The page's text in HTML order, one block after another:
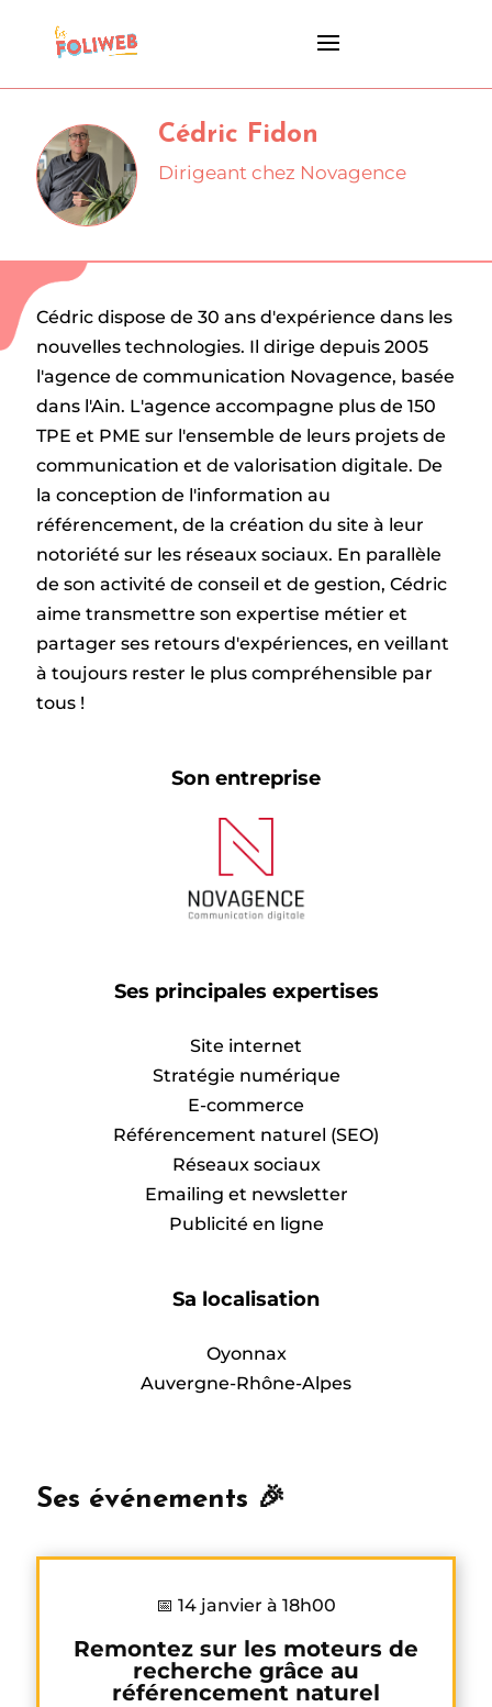
Cédric Fidon
Dirigeant chez Novagence
Cédric dispose de 30 ans d'expérience dans les
nouvelles technologies. Il dirige depuis 2005
l'agence de communication Novagence, basée
dans l'Ain. L'agence accompagne plus de 150
TPE et PME sur l'ensemble de leurs projets de
communication et de valorisation digitale. De
la conception de l'information au
référencement, de la création du site à leur
notoriété sur les réseaux sociaux. En parallèle
de son activité de conseil et de gestion, Cédric
aime transmettre son expertise métier et
partager ses retours d'expériences, en veillant
à toujours rester le plus compréhensible par
tous !
Son entreprise
Ses principales expertises
Site internet
Stratégie numérique
E-commerce
Référencement naturel (SEO)
Réseaux sociaux
Emailing et newsletter
Publicité en ligne
Sa localisation
Oyonnax
Auvergne-Rhône-Alpes
Ses événements 🎉
📅 14 janvier à 18h00
Remontez sur les moteurs de
recherche grâce au
référencement naturel